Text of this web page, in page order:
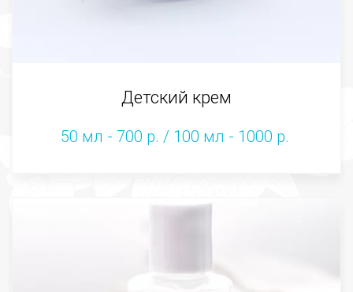
Детский крем
50 мл - 700 р. / 100 мл - 1000 р.